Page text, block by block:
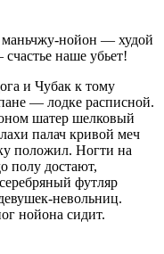
нойон — худой
наше убьет!
и Чубак к тому
— лодке расписной.
шатер шелковый
палач кривой меч
положил. Ногти на
полу достают,
футляр
невольниц.
нойона сидит.